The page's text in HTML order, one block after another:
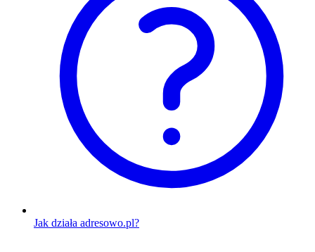
Jak działa adresowo.pl?